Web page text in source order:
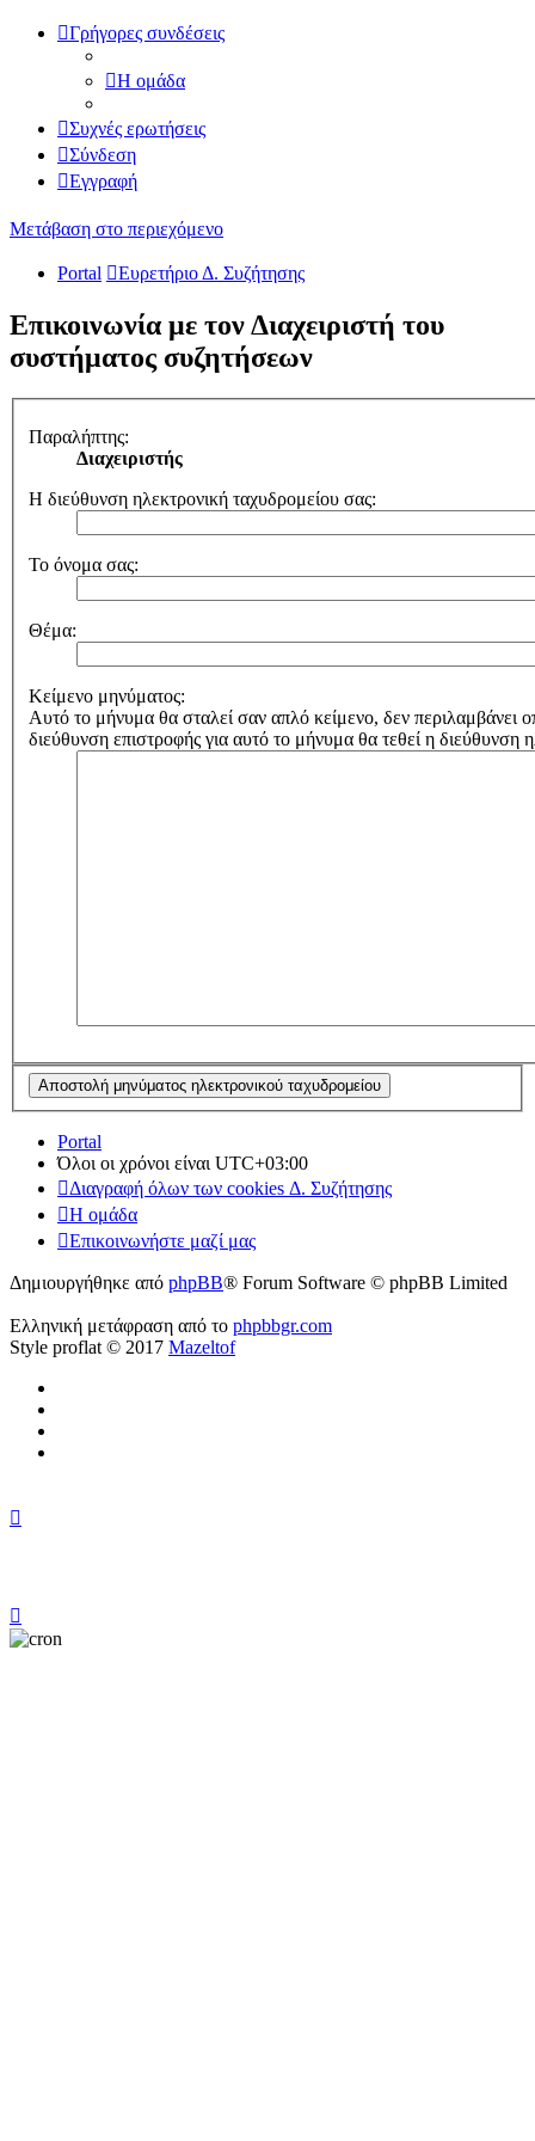
Γρήγορες συνδέσεις
Η ομάδα
Συχνές ερωτήσεις
Σύνδεση
Εγγραφή
Μετάβαση στο περιεχόμενο
Portal Ευρετήριο Δ. Συζήτησης
Επικοινωνία με τον Διαχειριστή του
συστήματος συζητήσεων
Παραλήπτης:
Διαχειριστής
Η διεύθυνση ηλεκτρονική ταχυδρομείου σας:
Το όνομα σας:
Θέμα:
Κείμενο μηνύματος:
Αυτό το μήνυμα θα σταλεί σαν απλό κείμενο, δεν
διεύθυνση επιστροφής για αυτό το μήνυμα θα τεθεί η διεύθυνση
Portal
Όλοι οι χρόνοι είναιUTC+03:00
Διαγραφή όλων των cookies Δ. Συζήτησης
Η ομάδα
Επικοινωνήστε μαζί μας
Δημιουργήθηκε από phpBB® Forum Software © phpBB Limited
Ελληνική μετάφραση από το phpbbgr.com
Style proflat © 2017 Mazeltof